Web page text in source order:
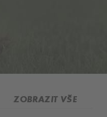
ZOBRAZIT VŠE